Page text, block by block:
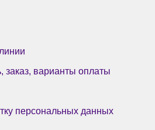
заказ, варианты оплаты
персональных данных